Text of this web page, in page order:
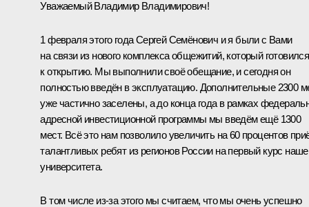
Уважаемый Владимир Владимирович!
1 февраля этого года Сергей Семёнович и я были с Вами
на связи из нового комплекса общежитий, который готовился
к открытию. Мы выполнили своё обещание, и сегодня он
полностью введён в эксплуатацию. Дополнительные 2300
уже частично заселены, а до конца года в рамках
адресной инвестиционной программы мы введём ещё 1300
мест. Всё это нам позволило увеличить на 60 процентов
талантливых ребят из регионов России на первый курс
университета.
В том числе из-за этого мы считаем, что мы очень успешно